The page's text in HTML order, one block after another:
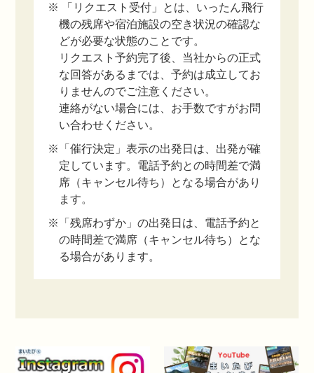
※ 「リクエスト受付」とは、いったん飛行
機の残席や宿泊施設の空き状況の確認な
どが必要な状態のことです。
リクエスト予約完了後、当社からの正式
な回答があるまでは、予約は成立してお
りませんのでご注意ください。
連絡がない場合には、お手数ですがお問
い合わせください。
※「催行決定」表示の出発日は、出発が確
定しています。電話予約との時間差で満
席（キャンセル待ち）となる場合があり
ます。
※「残席わずか」の出発日は、電話予約と
の時間差で満席（キャンセル待ち）とな
る場合があります。